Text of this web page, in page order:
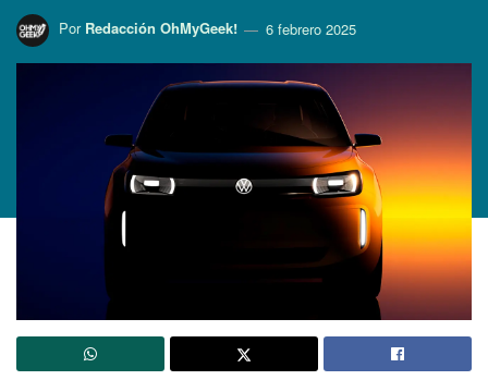
Por Redacción OhMyGeek! 6 febrero 2025